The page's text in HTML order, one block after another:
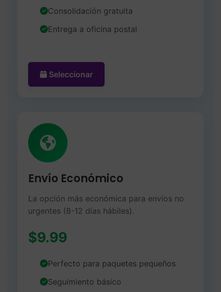
Consolidación gratuita
Entrega a oficina postal
Seleccionar
Envío Económico
La opción más económica para envíos no
urgentes (8-12 días hábiles).
$9.99
Perfecto para paquetes pequeños
Seguimiento básico